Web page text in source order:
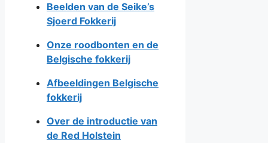
Beelden van de Seike’s
Sjoerd Fokkerij
Onze roodbonten en de
Belgische fokkerij
Afbeeldingen Belgische
fokkerij
Over de introductie van
de Red Holstein